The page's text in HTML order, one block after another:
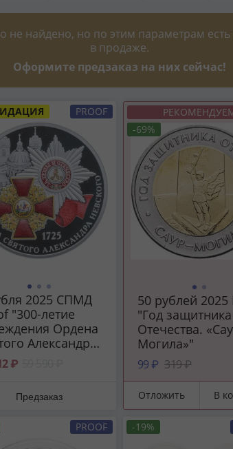
найдено, но по этим параметрам есть
в продаже.
Оформите предзаказ на них сейчас!
PROOF
2025 СПМД
"300-летие
Ордена
Александра
₽
Предзаказ
-69%
50 рублей
"Год защитника
Отечества.
Могила»"
99 ₽ 319 ₽
Отложить В
PROOF -19%